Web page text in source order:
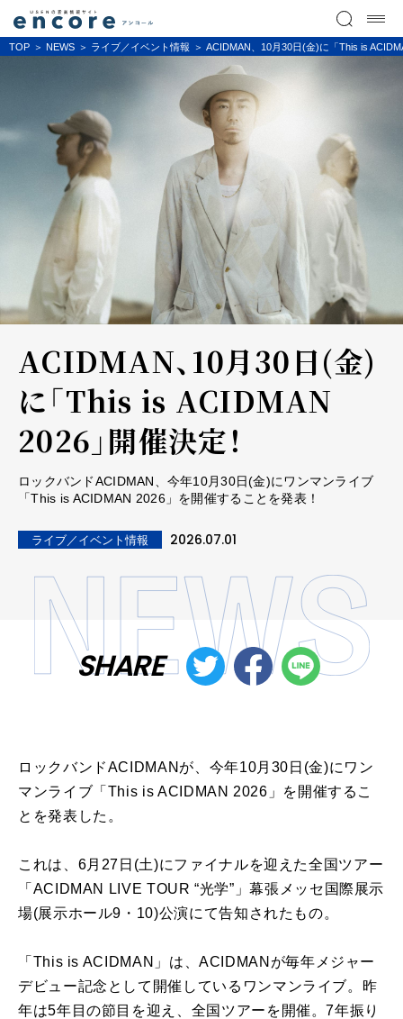
TOP NEWS ライブ／イベント情報 ACIDMAN、10月30日(金)に「This is
ACIDMAN、10月30日(金)
に「This is ACIDMAN
2026」開催決定！
ロックバンドACIDMAN、今年10月30日(金)にワンマンライブ
「This is ACIDMAN 2026」を開催することを発表！
ライブ／イベント情報 2026.07.01
SHARE
ロックバンドACIDMANが、今年10月30日(金)にワン
マンライブ「This is ACIDMAN 2026」を開催するこ
とを発表した。
これは、6月27日(土)にファイナルを迎えた全国ツアー
「ACIDMAN LIVE TOUR “光学”」幕張メッセ国際展⽰
場(展⽰ホール9・10)公演にて告知されたもの。
「This is ACIDMAN」は、ACIDMANが毎年メジャー
デビュー記念として開催しているワンマンライブ。昨
年は5年目の節目を迎え、全国ツアーを開催。7年振り